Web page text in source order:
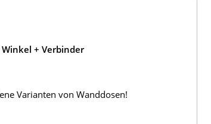
+ Verbinder
Varianten von Wanddosen!